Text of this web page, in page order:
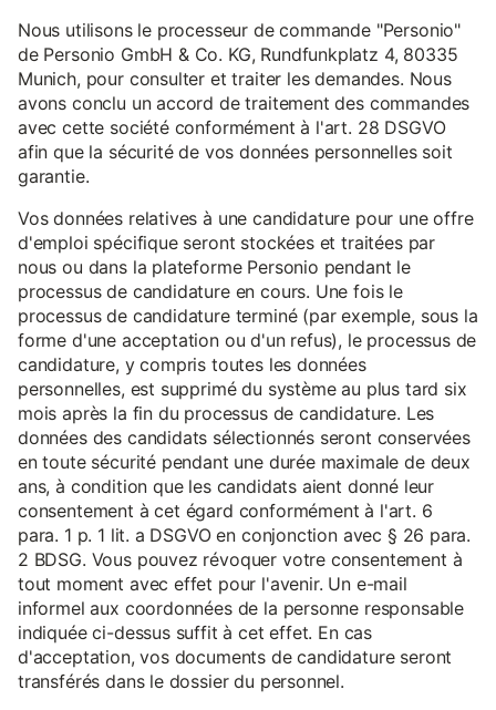
Nous utilisons le processeur de commande "Personio"
de Personio GmbH & Co. KG, Rundfunkplatz 4, 80335
Munich, pour consulter et traiter les demandes. Nous
avons conclu un accord de traitement des commandes
avec cette société conformément à l'art. 28 DSGVO
afin que la sécurité de vos données personnelles soit
garantie.
Vos données relatives à une candidature pour une offre
d'emploi spécifique seront stockées et traitées par
nous ou dans la plateforme Personio pendant le
processus de candidature en cours. Une fois le
processus de candidature terminé (par exemple, sous la
forme d'une acceptation ou d'un refus), le processus de
candidature, y compris toutes les données
personnelles, est supprimé du système au plus tard six
mois après la fin du processus de candidature. Les
données des candidats sélectionnés seront conservées
en toute sécurité pendant une durée maximale de deux
ans, à condition que les candidats aient donné leur
consentement à cet égard conformément à l'art. 6
para. 1 p. 1 lit. a DSGVO en conjonction avec § 26 para.
2 BDSG. Vous pouvez révoquer votre consentement à
tout moment avec effet pour l'avenir. Un e-mail
informel aux coordonnées de la personne responsable
indiquée ci-dessus suffit à cet effet. En cas
d'acceptation, vos documents de candidature seront
transférés dans le dossier du personnel.